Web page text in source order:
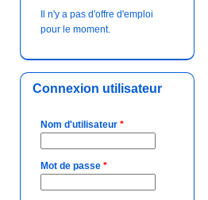
Il n'y a pas d'offre d'emploi
pour le moment.
Connexion utilisateur
Nom d'utilisateur *
Mot de passe *